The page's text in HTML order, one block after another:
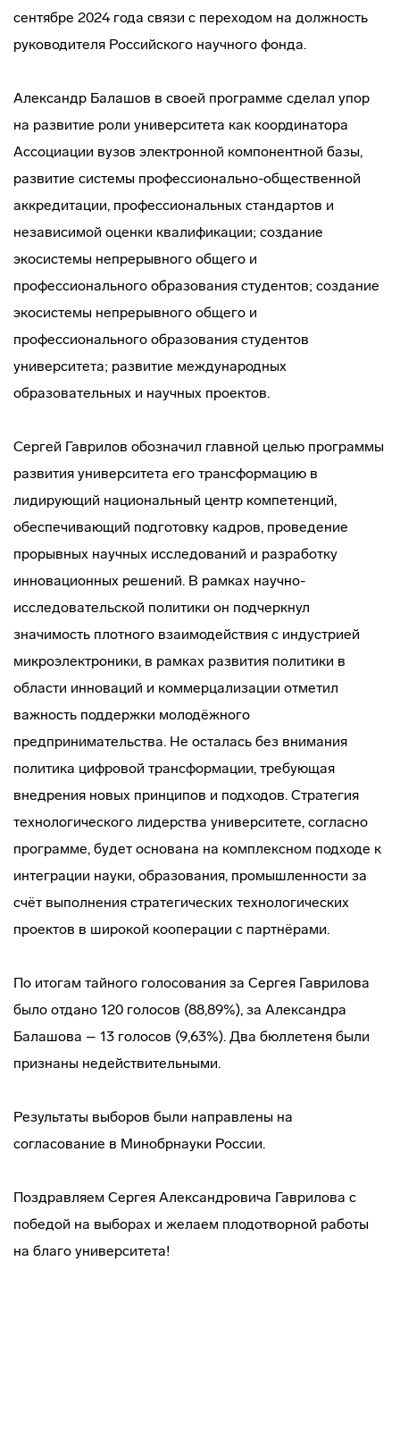
сентябре 2024 года связи с переходом на должность
руководителя Российского научного фонда.
Александр Балашов в своей программе сделал упор
на развитие роли университета как координатора
Ассоциации вузов электронной компонентной базы,
развитие системы профессионально-общественной
аккредитации, профессиональных стандартов и
независимой оценки квалификации; создание
экосистемы непрерывного общего и
профессионального образования студентов; создание
экосистемы непрерывного общего и
профессионального образования студентов
университета; развитие международных
образовательных и научных проектов.
Сергей Гаврилов обозначил главной целью программы
развития университета его трансформацию в
лидирующий национальный центр компетенций,
обеспечивающий подготовку кадров, проведение
прорывных научных исследований и разработку
инновационных решений. В рамках научно-
исследовательской политики он подчеркнул
значимость плотного взаимодействия с индустрией
микроэлектроники, в рамках развития политики в
области инноваций и коммерцализации отметил
важность поддержки молодёжного
предпринимательства. Не осталась без внимания
политика цифровой трансформации, требующая
внедрения новых принципов и подходов. Стратегия
технологического лидерства университете, согласно
программе, будет основана на комплексном подходе к
интеграции науки, образования, промышленности за
счёт выполнения стратегических технологических
проектов в широкой кооперации с партнёрами.
По итогам тайного голосования за Сергея Гаврилова
было отдано 120 голосов (88,89%), за Александра
Балашова – 13 голосов (9,63%). Два бюллетеня были
признаны недействительными.
Результаты выборов были направлены на
согласование в Минобрнауки России.
Поздравляем Сергея Александровича Гаврилова с
победой на выборах и желаем плодотворной работы
на благо университета!